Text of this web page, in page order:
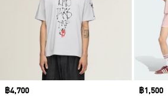
Price
฿4,700
Price
฿1,500